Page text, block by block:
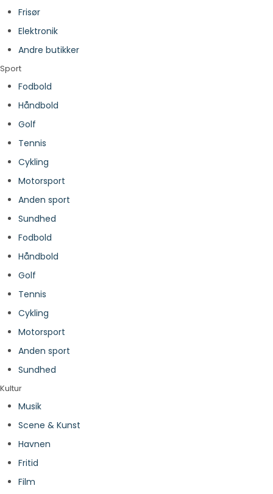
Frisør
Elektronik
Andre butikker
Sport
Fodbold
Håndbold
Golf
Tennis
Cykling
Motorsport
Anden sport
Sundhed
Fodbold
Håndbold
Golf
Tennis
Cykling
Motorsport
Anden sport
Sundhed
Kultur
Musik
Scene & Kunst
Havnen
Fritid
Film